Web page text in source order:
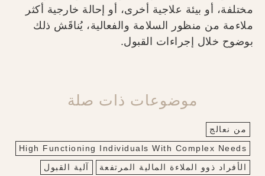
مختلفة، أو بيئة علاجية أخرى، أو إحالة خارجية أكثر
ملاءمة من منظور السلامة والفعالية، يُناقَش ذلك
بوضوح خلال إجراءات القبول.
موضوعات ذات صلة
من نعالج
High Functioning Individuals With Complex Needs
الأفراد ذوو الملاءة المالية المرتفعة
آلية القبول